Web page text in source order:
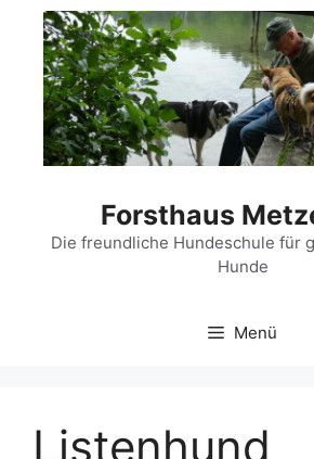
Inhalt
springen
Forsthaus
Die freundliche Hundeschule für
Hunde
Menü
Listenhund